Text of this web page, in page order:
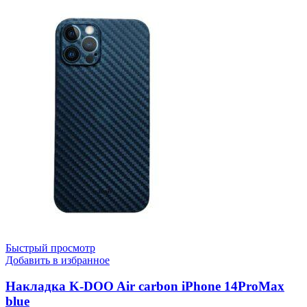
Быстрый просмотр
Добавить в избранное
Накладка K-DOO Air carbon iPhone 14ProMax
blue